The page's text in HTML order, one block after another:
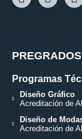
PREGRADOS
Programas
Diseño Gráfico
Acreditación de
Diseño de
Acreditación de